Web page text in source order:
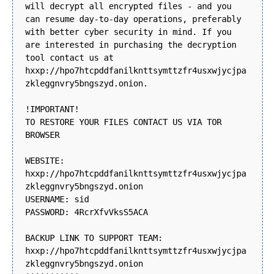
will decrypt all encrypted files - and you
can resume day-to-day operations, preferably
with better cyber security in mind. If you
are interested in purchasing the decryption
tool contact us at
hxxp://hpo7htcpddfanilknttsymttzfr4usxwjycjpa
zkleggnvry5bngszyd.onion.
!IMPORTANT!
TO RESTORE YOUR FILES CONTACT US VIA TOR
BROWSER
WEBSITE:
hxxp://hpo7htcpddfanilknttsymttzfr4usxwjycjpa
zkleggnvry5bngszyd.onion
USERNAME: sid
PASSWORD: 4RcrXfvVksS5ACA
BACKUP LINK TO SUPPORT TEAM:
hxxp://hpo7htcpddfanilknttsymttzfr4usxwjycjpa
zkleggnvry5bngszyd.onion